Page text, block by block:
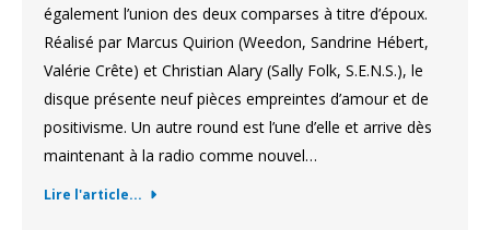
également l’union des deux comparses à titre d’époux.
Réalisé par Marcus Quirion (Weedon, Sandrine Hébert,
Valérie Crête) et Christian Alary (Sally Folk, S.E.N.S.), le
disque présente neuf pièces empreintes d’amour et de
positivisme. Un autre round est l’une d’elle et arrive dès
maintenant à la radio comme nouvel…
Lire l'article...